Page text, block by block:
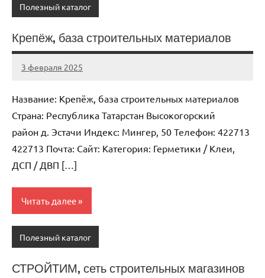
Полезный каталог
Крепёж, база строительных материалов
3 февраля 2025
Anisa
Нет
Название: Крепёж, база строительных материалов
Страна: Республика Татарстан Высокогорский
район д. Эстачи Индекс: Мингер, 50 Телефон: 422713
422713 Почта: Cайт: Категория: Герметики / Клеи,
ДСП / ДВП […]
Читать далее
Полезный каталог
СТРОЙТИМ, сеть строительных магазинов